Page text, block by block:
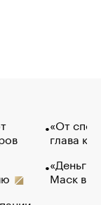
«От
глава
«Деньги
Маск в